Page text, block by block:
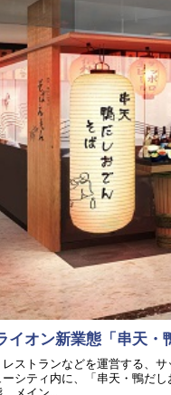
イオン新業態「串天
レストランなどを運営する、
ーシティ内に、「串天・鴨だ